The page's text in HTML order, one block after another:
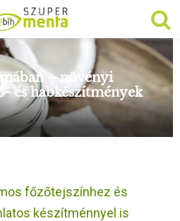
– növényi
és habkészítmények
főzőtejszínhez és
készítménnyel is